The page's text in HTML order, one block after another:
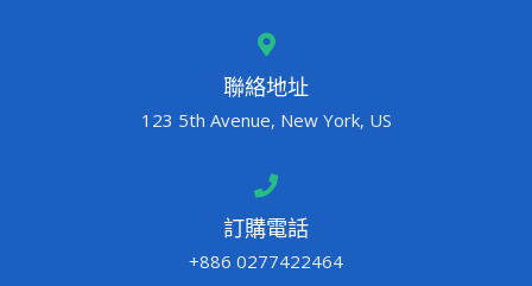
聯絡地址
123 5th Avenue, New York, US
訂購電話
+886 0277422464